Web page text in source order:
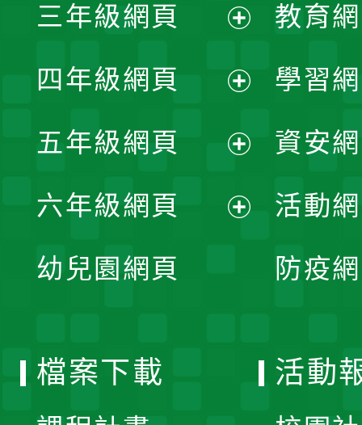
選
單
開
選
單
三年級網頁
開
選
單
四年級網頁
開
選
五年級網頁
開
六年級網頁
幼兒園網頁
教育
學習
資安
活動
防疫
檔案下載 活動